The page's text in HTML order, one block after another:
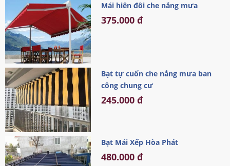
Mái hiên đôi che nắng mưa
375.000 đ
Bạt tự cuốn che nắng mưa ban
công chung cư
245.000 đ
Bạt Mái Xếp Hòa Phát
480.000 đ